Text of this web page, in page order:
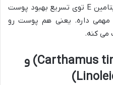
محافظت می کنن. علاوه بر این، ویتامین E توی تسریع بهبود پوست
داره. یعنی هم پوست رو
می کنه.
روغن گلرنگ (Carthamus tinctorius) و